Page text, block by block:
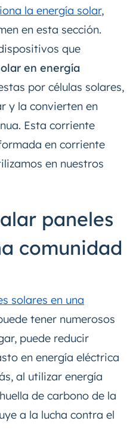
la energía solar,
en esta sección.
que
en energía
por células solares,
y la convierten en
Esta corriente
en corriente
en nuestros
paneles
comunidad
solares en una
tener numerosos
puede reducir
en energía eléctrica
al utilizar energía
de carbono de la
a la lucha contra el